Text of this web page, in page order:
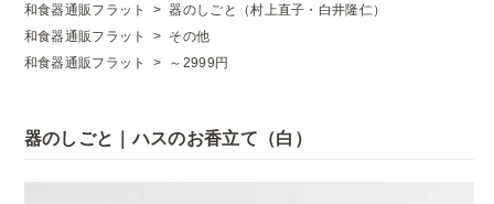
和食器通販フラット >器のしごと（村上直子・白井隆仁）
和食器通販フラット
> その他
和食器通販フラット
> ～2999円
器のしごと｜ハスのお香立て（白）